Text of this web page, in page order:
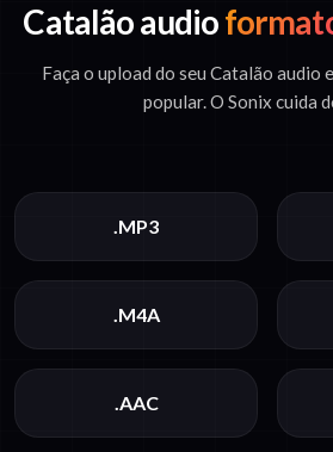
Catalão audio
Faça o upload do seu Catalão audio
popular. O Sonix cuida
.MP3
.M4A
.AAC